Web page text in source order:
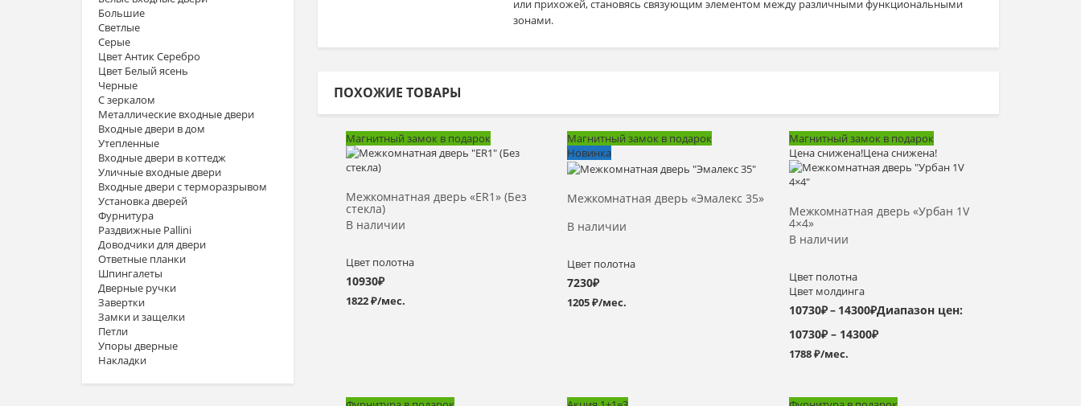
Большие
Светлые
Серые
Цвет Антик Серебро
Цвет Белый ясень
Черные
С зеркалом
Металлические входные двери
Входные двери в дом
Утепленные
Входные двери в коттедж
Уличные входные двери
Входные двери с терморазрывом
Установка дверей
Фурнитура
Раздвижные Pallini
Доводчики для двери
Ответные планки
Шпингалеты
Дверные ручки
Завертки
Замки и защелки
Петли
Упоры дверные
Накладки
или прихожей, становясь связующим элементом между различными функциональными
зонами.
ПОХОЖИЕ ТОВАРЫ
Магнитный замок в подарок
Межкомнатная дверь «ER1» (Без
стекла)
В наличии
Цвет полотна
10930₽
1822 ₽/мес.
Выбрать >
Магнитный замок в подарок
Новинка
Межкомнатная дверь «Эмалекс 35»
В наличии
Цвет полотна
7230₽
1205 ₽/мес.
Выбрать >
Магнитный замок в подарок
Цена снижена!Цена снижена!
Межкомнатная дверь «Урбан 1V
4×4»
В наличии
Цвет полотна
Цвет молдинга
10730₽– 14300₽Диапазон цен:
10730₽ – 14300₽
1788 ₽/мес.
Выбрать >